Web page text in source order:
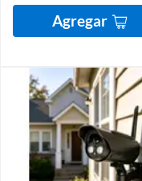
Agregar